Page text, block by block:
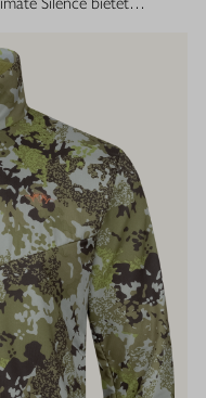
tragen aktiv zum
Konstruktion ganzheitlich
Hund abgestimmt.
Blaser
über den gesamten Lauf
die erstklassige
auszeichnet. Die
ist in
das ihr sowohl ein
attraktives